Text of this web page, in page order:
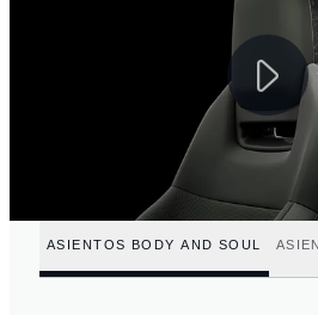
ASIENTOS BODY AND SOUL